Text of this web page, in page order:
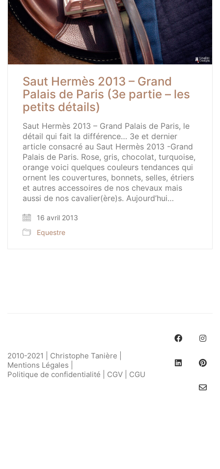
Saut Hermès 2013 – Grand
Palais de Paris (3e partie – les
petits détails)
Saut Hermès 2013 – Grand Palais de Paris, le
détail qui fait la différence… 3e et dernier
article consacré au Saut Hermès 2013 -Grand
Palais de Paris. Rose, gris, chocolat, turquoise,
orange voici quelques couleurs tendances qui
ornent les couvertures, bonnets, selles, étriers
et autres accessoires de nos chevaux mais
aussi de nos cavalier(ère)s. Aujourd’hui…
16 avril 2013
Equestre
2010-2021 | Christophe Tanière |
Mentions Légales
Politique de confidentialité
CGV CGU